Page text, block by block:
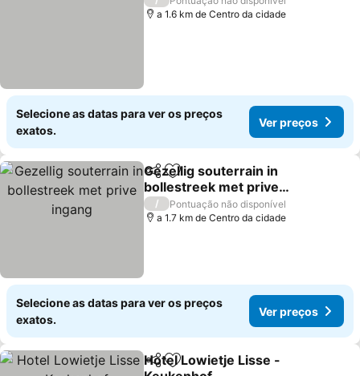
a 1.6 km de Centro da cidade
Selecione as datas para ver os preços
exatos.
Ver preços
PartilharAdicionar aos favoritos
Gezellig souterrain in
bollestreek met prive
ingang
/
Pontuação não disponível
a 1.7 km de Centro da cidade
Selecione as datas para ver os preços
exatos.
Ver preços
PartilharAdicionar aos favoritos
Hotel Lowietje Lisse -